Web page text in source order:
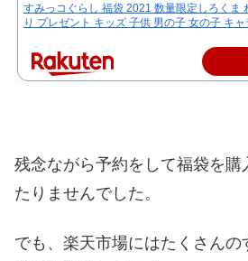
すみっコぐらし 福袋 2021 数量限定しろくま
り プレゼント キッズ 子供 男の子 女の子 キ
残念ながら予約をして福袋を購
たりませんでした。
でも、楽天市場にはたくさんの